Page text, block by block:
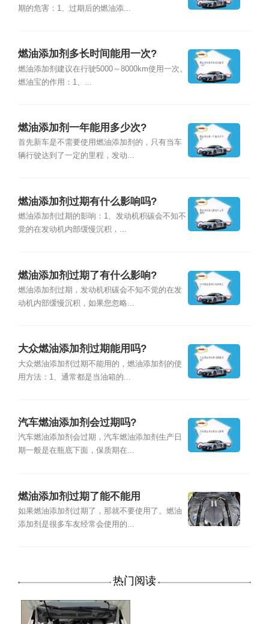
期的危害：1、过期后的燃油添...
燃油添加剂多长时间能用一次?
燃油添加剂建议在行驶5000～8000km使用一次。
燃油宝的作用：1、...
燃油添加剂一年能用多少次?
首先新车是不需要使用燃油添加剂的，只有当车
辆行驶达到了一定的里程，发动...
燃油添加剂过期有什么影响吗?
燃油添加剂过期的影响：1、发动机积碳会不知不
觉的在发动机内部缓慢沉积，...
燃油添加剂过期了有什么影响?
燃油添加剂过期，发动机积碳会不知不觉的在发
动机内部缓慢沉积，如果您忽略...
大众燃油添加剂过期能用吗?
大众燃油添加剂过期不能用的，燃油添加剂的使
用方法：1、通常都是当油箱的...
汽车燃油添加剂会过期吗?
汽车燃油添加剂会过期，汽车燃油添加剂生产日
期一般是在瓶底下面，保质期在...
燃油添加剂过期了能不能用
如果燃油添加剂过期了，那就不要使用了。燃油
添加剂是很多车友经常会使用的...
热门阅读